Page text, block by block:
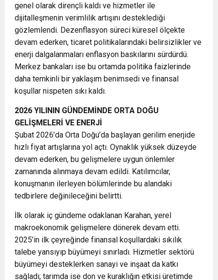
genel olarak dirençli kaldı ve hizmetler ile
dijitalleşmenin verimlilik artışını desteklediği
gözlemlendi. Dezenflasyon süreci küresel ölçekte
devam ederken, ticaret politikalarındaki belirsizlikler ve
enerji dalgalanmaları enflasyon baskılarını sürdürdü.
Merkez bankaları ise bu ortamda politika faizlerinde
daha temkinli bir yaklaşım benimsedi ve finansal
koşullar nispeten sıkı kaldı.
2026 YILININ GÜNDEMİNDE ORTA DOĞU
GELİŞMELERİ VE ENERJİ
Şubat 2026’da Orta Doğu’da başlayan gerilim enerjide
hızlı fiyat artışlarına yol açtı. Oynaklık yüksek düzeyde
devam ederken, bu gelişmelere uygun önlemler
zamanında alınmaya devam edildi. Katılımcılar,
konuşmanın ilerleyen bölümlerinde bu alandaki
tedbirlere değinileceğini belirtti.
İlk olarak iç gündeme odaklanan Karahan, yerel
makroekonomik gelişmelere dönerek devam etti.
2025’in ilk çeyreğinde finansal koşullardaki sıkılık
talebe yansıyıp büyümeyi sınırladı. Hizmetler sektörü
büyümeyi desteklerken sanayi ve inşaat da katkı
sağladı; tarımda ise don ve kuraklığın etkisi üretimde